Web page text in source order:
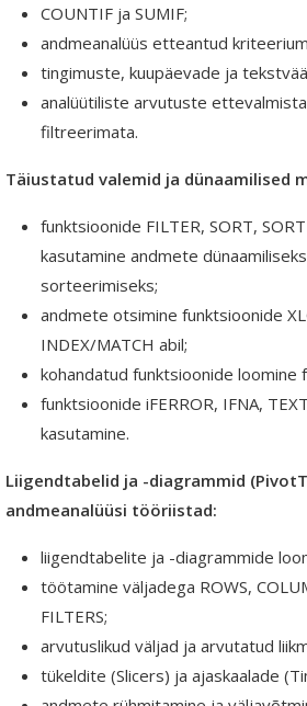
COUNTIF ja SUMIF;
andmeanalüüs etteantud
tingimuste, kuupäevade ja
analüütiliste arvutuste
filtreerimata.
Täiustatud valemid ja dünaamilised
funktsioonide FILTER, SORT,
kasutamine andmete
sorteerimiseks;
andmete otsimine funktsioonide
INDEX/MATCH abil;
kohandatud funktsioonide loomine
funktsioonide iFERROR, IFNA,
kasutamine.
Liigendtabelid ja -diagrammid
andmeanalüüsi tööriistad:
liigendtabelite ja -diagrammide
töötamine väljadega ROWS,
FILTERS;
arvutuslikud väljad ja arvutatud
tükeldite (Slicers) ja ajaskaalade